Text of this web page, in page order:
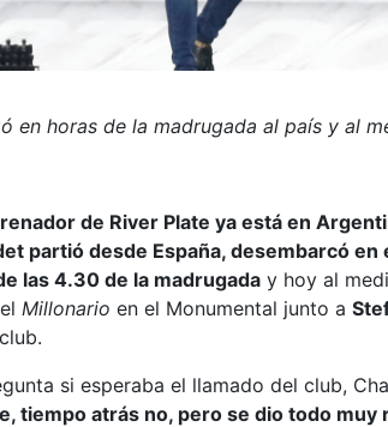
en horas de la madrugada al país y al
de River Plate ya está en
partió desde España, desembarcó
las 4.30 de la madrugada y hoy al
Millonario en el Monumental junto a
si esperaba el llamado del club,
tiempo atrás no, pero se dio todo muy